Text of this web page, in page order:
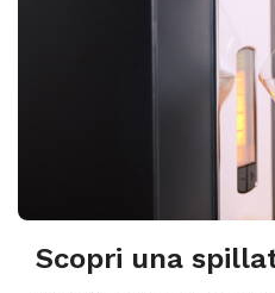
Scopri una